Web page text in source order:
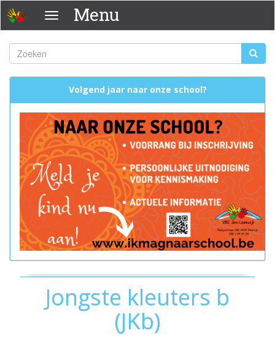
Overslaan
en
naar
de
inhoud
gaan
Menu Menu
Zoekveld
Zoeken
Volgend jaar naar onze school?
Jongste kleuters b
(JKb)